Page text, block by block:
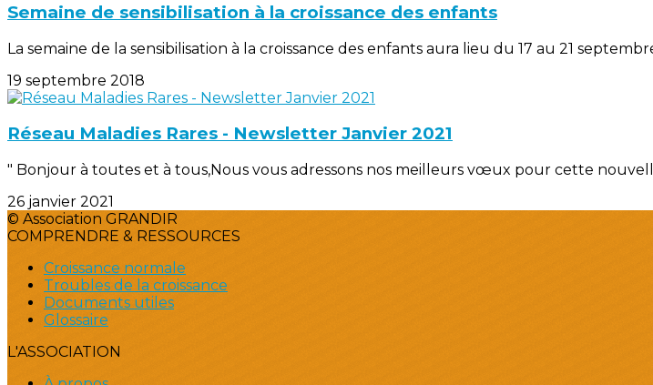
Semaine de sensibilisation à la croissance des enfants
La semaine de la sensibilisation à la croissance des enfants aura lieu du 17 au 21
19 septembre 2018
Réseau Maladies Rares - Newsletter Janvier 2021
" Bonjour à toutes et à tous,Nous vous adressons nos meilleurs vœux pour cette
26 janvier 2021
© Association GRANDIR
COMPRENDRE & RESSOURCES
Croissance normale
Troubles de la croissance
Documents utiles
Glossaire
L'ASSOCIATION